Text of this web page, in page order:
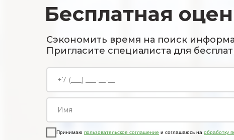
Бесплатная
Принимаю пользовательское соглашение и соглашаюсь на обработку
Сэкономить время на поиск
Пригласите специалиста для